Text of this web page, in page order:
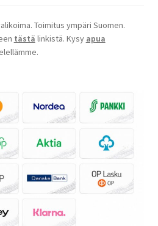
Toimitus ympäri Suomen.
tästä linkistä. Kysy apua